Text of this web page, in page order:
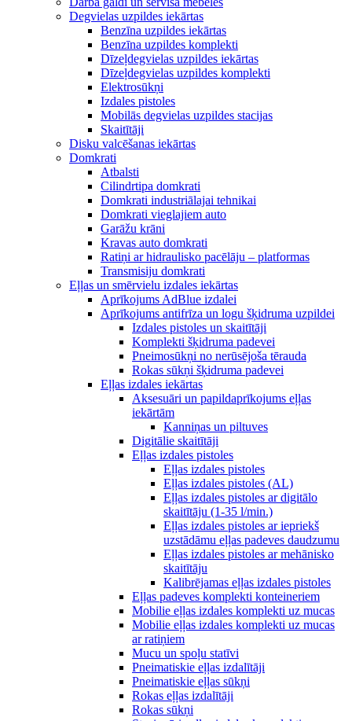
Degvielas uzpildes iekārtas
Benzīna uzpildes iekārtas
Benzīna uzpildes komplekti
Dīzeļdegvielas uzpildes iekārtas
Dīzeļdegvielas uzpildes komplekti
Elektrosūkņi
Izdales pistoles
Mobilās degvielas uzpildes stacijas
Skaitītāji
Disku valcēšanas iekārtas
Domkrati
Atbalsti
Cilindrtipa domkrati
Domkrati industriālajai tehnikai
Domkrati vieglajiem auto
Garāžu krāni
Kravas auto domkrati
Ratiņi ar hidraulisko pacēlāju – platformas
Transmisiju domkrati
Eļļas un smērvielu izdales iekārtas
Aprīkojums AdBlue izdalei
Aprīkojums antifrīza un logu šķidruma uzpildei
Izdales pistoles un skaitītāji
Komplekti šķidruma padevei
Pneimosūkņi no nerūsējoša tērauda
Rokas sūkņi šķidruma padevei
Eļļas izdales iekārtas
Aksesuāri un papildaprīkojums eļļas
iekārtām
Kanniņas un piltuves
Digitālie skaitītāji
Eļļas izdales pistoles
Eļļas izdales pistoles
Eļļas izdales pistoles (AL)
Eļļas izdales pistoles ar digitālo
skaitītāju (1-35 l/min.)
Eļļas izdales pistoles ar iepriekš
uzstādāmu eļļas padeves daudzumu
Eļļas izdales pistoles ar mehānisko
skaitītāju
Kalibrējamas eļļas izdales pistoles
Eļļas padeves komplekti konteineriem
Mobilie eļļas izdales komplekti uz mucas
Mobilie eļļas izdales komplekti uz mucas
ar ratiņiem
Mucu un spoļu statīvi
Pneimatiskie eļļas izdalītāji
Pneimatiskie eļļas sūkņi
Rokas eļļas izdalītāji
Rokas sūkņi